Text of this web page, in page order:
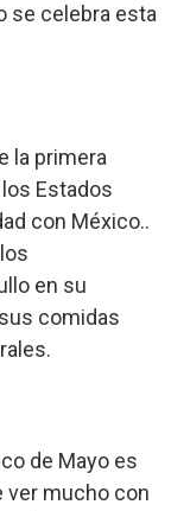
se celebra esta
la primera
Estados
con México..
en su
comidas
de Mayo es
ver mucho con